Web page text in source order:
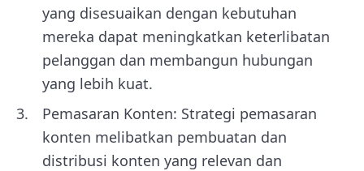
yang disesuaikan dengan kebutuhan
mereka dapat meningkatkan keterlibatan
pelanggan dan membangun hubungan
yang lebih kuat.
Pemasaran Konten: Strategi pemasaran
konten melibatkan pembuatan dan
distribusi konten yang relevan dan